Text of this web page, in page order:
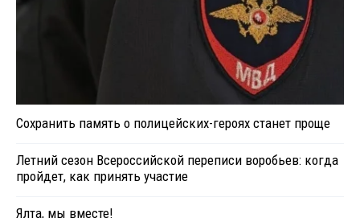
Сохранить память о полицейских-героях станет проще
Летний сезон Всероссийской переписи воробьев: когда
пройдет, как принять участие
Ялта, мы вместе!